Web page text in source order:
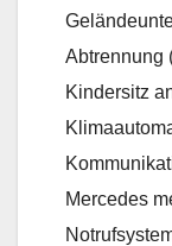
Abtrennung
Kindersitz
Mercedes